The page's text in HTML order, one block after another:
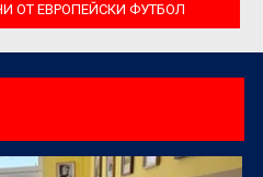
ОТ ЕВРОПЕЙСКИ ФУТБОЛ